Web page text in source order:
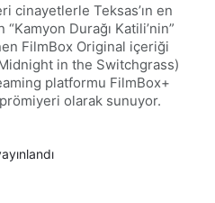
cinayetlerle Teksas’ın en
Durağı Katili’nin”
FilmBox Original içeriği
in the Switchgrass)
platformu FilmBox+
olarak sunuyor.